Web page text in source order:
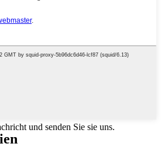
und senden Sie sie uns.